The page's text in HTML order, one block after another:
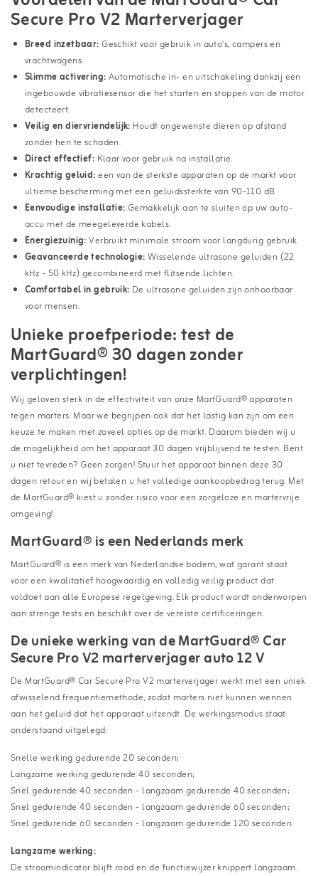
Secure Pro V2 Marterverjager
Breed inzetbaar: Geschikt voor gebruik in auto's, campers en
vrachtwagens.
Slimme activering:Automatische in- en uitschakeling dankzij een
ingebouwde vibratiesensor die het starten en stoppen van de motor
detecteert.
Veilig en diervriendelijk: Houdt ongewenste dieren op afstand
zonder hen te schaden.
Direct effectief: Klaar voor gebruik na installatie.
Krachtig geluid:een van de sterkste apparaten op de markt voor
ultieme bescherming met een geluidssterkte van 90-110 dB
Eenvoudige installatie: Gemakkelijk aan te sluiten op uw auto-
accu met de meegeleverde kabels.
Energiezuinig:Verbruikt minimale stroom voor langdurig gebruik.
Geavanceerde technologie:Wisselende ultrasone geluiden (22
kHz - 50 kHz) gecombineerd met flitsende lichten.
Comfortabel in gebruik: De ultrasone geluiden zijn onhoorbaar
voor mensen.
Unieke proefperiode: test de
MartGuard® 30 dagen zonder
verplichtingen!
Wij geloven sterk in de effectiviteit van onze MartGuard® apparaten
tegen marters. Maar we begrijpen ook dat het lastig kan zijn om een
keuze te maken met zoveel opties op de markt. Daarom bieden wij u
de mogelijkheid om het apparaat 30 dagen vrijblijvend te testen. Bent
u niet tevreden? Geen zorgen! Stuur het apparaat binnen deze 30
dagen retour en wij betalen u het volledige aankoopbedrag terug. Met
de MartGuard® kiest u zonder risico voor een zorgeloze en martervrije
omgeving!
MartGuard® is een Nederlands merk
MartGuard® is een merk van Nederlandse bodem, wat garant staat
voor een kwalitatief hoogwaardig en volledig veilig product dat
voldoet aan alle Europese regelgeving. Elk product wordt onderworpen
aan strenge tests en beschikt over de vereiste certificeringen.
De unieke werking van de MartGuard® Car
Secure Pro V2 marterverjager auto 12 V
De MartGuard® Car Secure Pro V2 marterverjager werkt met een uniek
afwisselend frequentiemethode, zodat marters niet kunnen wennen
aan het geluid dat het apparaat uitzendt. De werkingsmodus staat
onderstaand uitgelegd:
Snelle werking gedurende 20 seconden;
Langzame werking gedurende 40 seconden;
Snel gedurende 40 seconden - langzaam gedurende 40 seconden;
Snel gedurende 40 seconden - langzaam gedurende 60 seconden;
Snel gedurende 60 seconden - langzaam gedurende 120 seconden.
Langzame werking:
De stroomindicator blijft rood en de functiewijzer knippert langzaam.